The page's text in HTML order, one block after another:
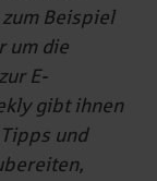
Beispiel
um die
E-
gibt ihnen
und